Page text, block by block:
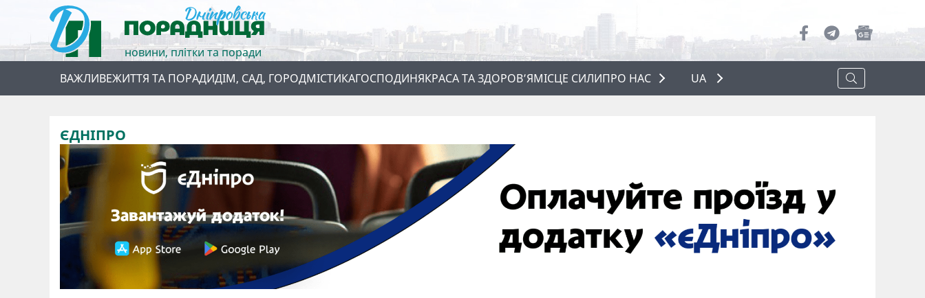
новини, плітки та поради
ВАЖЛИВЕЖИТТЯ ТА ПОРАДИДІМ, САД, ГОРОДМІСТИКАГОСПОДИНЯКРАСА ТА ЗДОРОВ’ЯМІСЦЕ СИЛИПРО НАС
ПРО НАС
UA
ЄДНІПРО